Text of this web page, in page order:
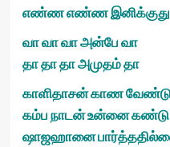
எண்ண எண்ண இனிக்குது
வா வா வா அன்பே வா
தா தா தா அமுதம் தா
காளிதாசன் காண
கம்ப நாடன் உன்னை கண்டு
ஷாஜஹானை